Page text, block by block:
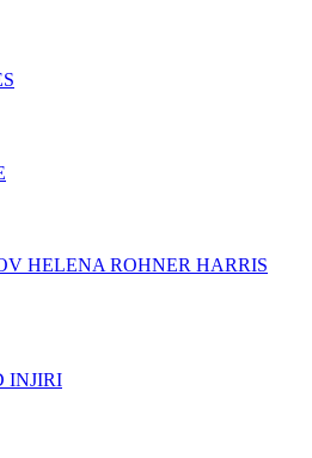
HELENA ROHNER HARRIS
INJIRI